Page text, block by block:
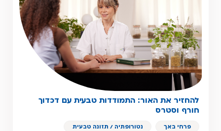
להחזיר את האור: התמודדות טבעית עם דכדוך
חורף וסטרס
פרחי באך נטורופתיה / תזונה טבעית